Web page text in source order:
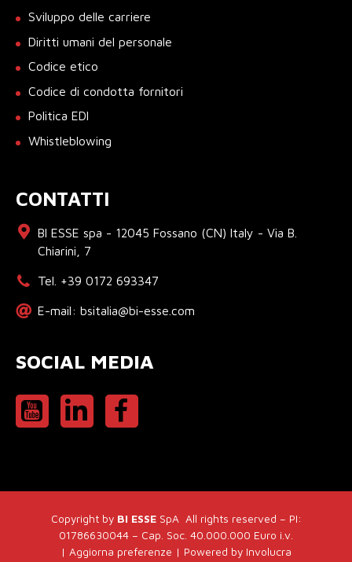
Sviluppo delle carriere
Diritti umani del personale
Codice etico
Codice di condotta fornitori
Politica EDI
Whistleblowing
CONTATTI
BI ESSE spa - 12045 Fossano (CN) Italy - Via B.
Chiarini, 7
Tel. +39 0172 693347
E-mail: bsitalia@bi-esse.com
SOCIAL MEDIA
Copyright by BI ESSESpA All rights reserved – PI:
01786630044 – Cap. Soc. 40.000.000 Euro i.v.
| Aggiorna preferenze | Powered by Involucra